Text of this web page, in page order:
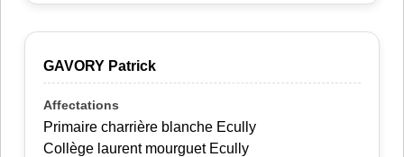
GAVORY Patrick
Primaire charrière blanche Ecully
Collège laurent mourguet Ecully